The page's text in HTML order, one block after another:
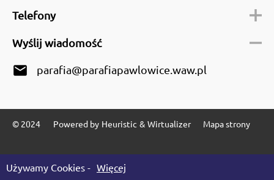
Telefony
Wyślij wiadomość
email parafia@parafiapawlowice.waw.pl
© 2024 Powered by Heuristic & Wirtualizer Mapa strony
Używamy Cookies - Więcej